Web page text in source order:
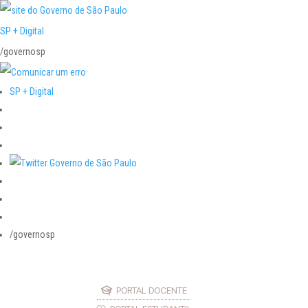
SP + Digital
/governosp
SP + Digital
/governosp
PORTAL DOCENTE